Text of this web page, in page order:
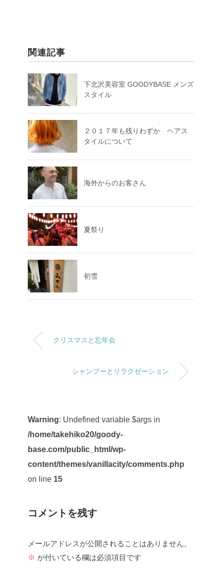
関連記事
下北沢美容室 GOODYBASE メンズ
スタイル
２０１７年も残りわずか ヘアス
タイルについて
海外からのお客さん
夏祭り
初雪
クリスマスと忘年会
シャンプーとリラクゼーション
Warning: Undefined variable $args in
/home/takehiko20/goody-
base.com/public_html/wp-
content/themes/vanillacity/comments.php
on line 15
コメントを残す
メールアドレスが公開されることはありません。
※ が付いている欄は必須項目です